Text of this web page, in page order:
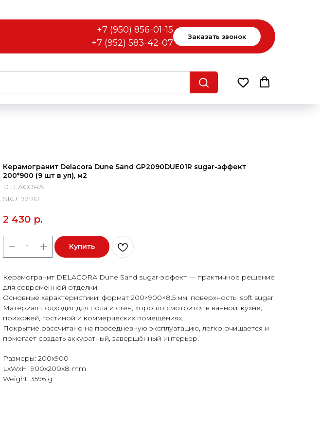
+7 (950) 856-01-15
+7 (952) 583-42-07
Заказать звонок
Керамогранит Delacora Dune Sand GP2090DUE01R sugar-эффект
200*900 (9 шт в уп), м2
DELACORA
SKU: 77182
2 430 р.
Купить
Керамогранит DELACORA Dune Sand sugar-эффект — практичное решение
для современной отделки.
Основные характеристики: формат 200×900×8.5 мм, поверхность: soft sugar.
Материал подходит для пола и стен, хорошо смотрится в ванной, кухне,
прихожей, гостиной и коммерческих помещениях.
Покрытие рассчитано на повседневную эксплуатацию, легко очищается и
помогает создать аккуратный, завершённый интерьер.
Размеры: 200x900
LxWxH: 900x200x8 mm
Weight: 3596 g